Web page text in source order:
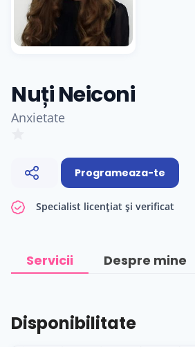
Nuți Neiconi
Anxietate
Programeaza-te
Specialist licențiat și verificat
Servicii Despre mine
Disponibilitate